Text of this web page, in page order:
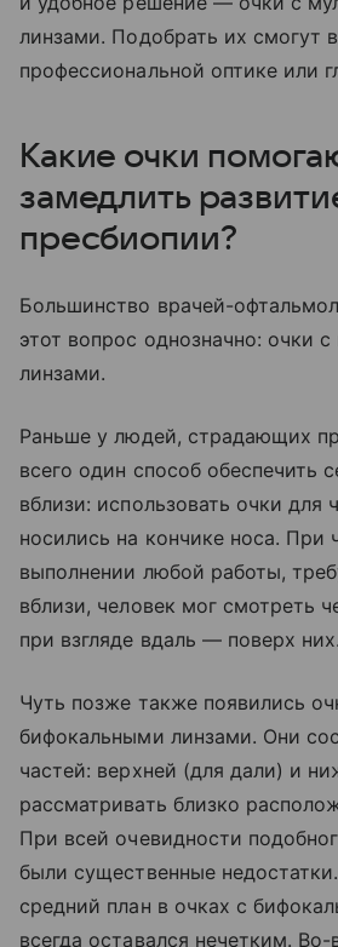
линзами. Подобрать их смогут в
профессиональной оптике или
Какие очки
замедлить
пресбиопии?
Большинство врачей-
этот вопрос однозначно: очки
линзами.
Раньше у людей, страдающих
всего один способ обеспечить
вблизи: использовать очки для
носились на кончике носа. При
выполнении любой работы,
вблизи, человек мог смотреть
при взгляде вдаль — поверх них.
Чуть позже также появились
бифокальными линзами. Они
частей: верхней (для дали) и
рассматривать близко
При всей очевидности
были существенные
средний план в очках с
всегда оставался нечетким.